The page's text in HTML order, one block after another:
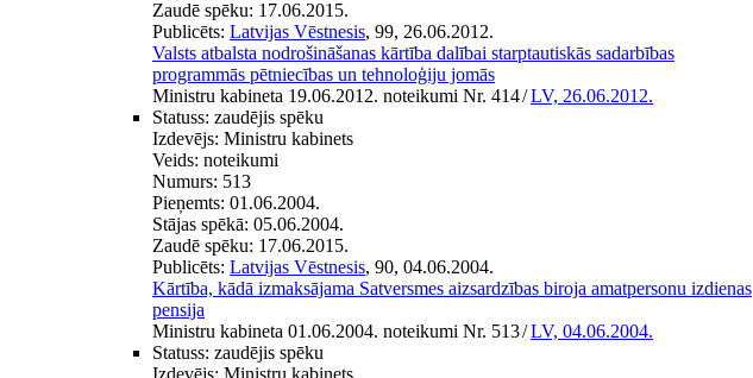
Zaudē spēku: 17.06.2015.
Publicēts: Latvijas Vēstnesis, 99, 26.06.2012.
Valsts atbalsta nodrošināšanas kārtība dalībai starptautiskās sadarbības
programmās pētniecības un tehnoloģiju jomās
Ministru kabineta 19.06.2012. noteikumi Nr. 414/LV, 26.06.2012.
Statuss: zaudējis spēku
Izdevējs: Ministru kabinets
Veids: noteikumi
Numurs: 513
Pieņemts: 01.06.2004.
Stājas spēkā: 05.06.2004.
Zaudē spēku: 17.06.2015.
Publicēts: Latvijas Vēstnesis, 90, 04.06.2004.
Kārtība, kādā izmaksājama Satversmes aizsardzības biroja amatpersonu izdienas
pensija
Ministru kabineta 01.06.2004. noteikumi Nr. 513/LV, 04.06.2004.
Statuss: zaudējis spēku
Izdevējs: Ministru kabinets